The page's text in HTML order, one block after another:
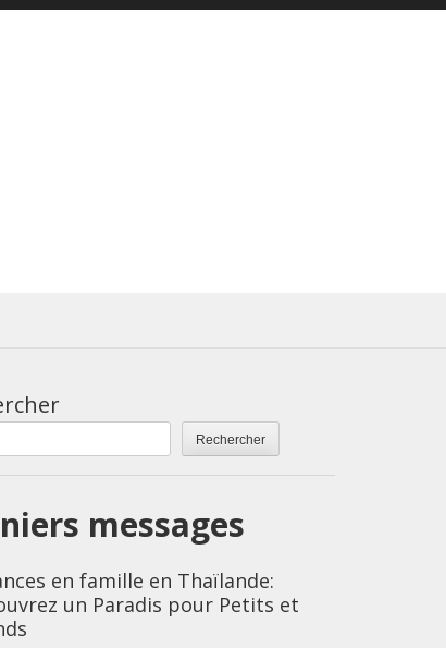
Rechercher
messages
en famille en Thaïlande:
un Paradis pour Petits et